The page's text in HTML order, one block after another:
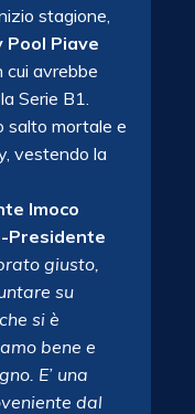
stagione,
Pool Piave
cui avrebbe
Serie B1.
salto mortale e
vestendo la
Imoco
Presidente
giusto,
su
si è
bene e
E’ una
dal